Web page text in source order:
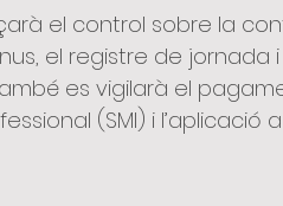
el control sobre la
el registre de
es vigilarà el
(SMI) i l’aplicació